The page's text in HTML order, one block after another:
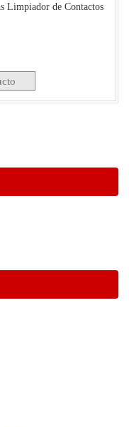
Limpiador de Contactos